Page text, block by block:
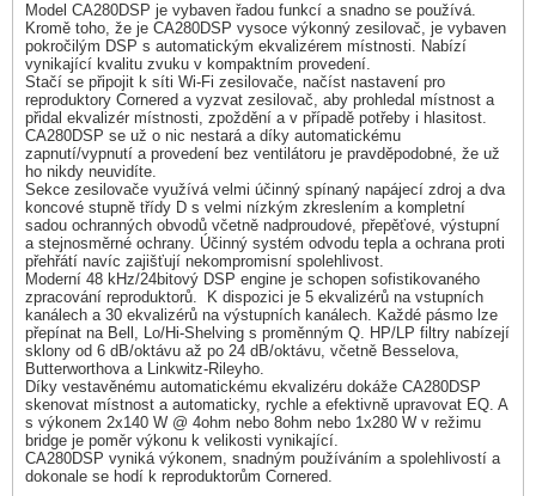
Model CA280DSP je vybaven řadou funkcí a snadno se používá.
Kromě toho, že je CA280DSP vysoce výkonný zesilovač, je vybaven
pokročilým DSP s automatickým ekvalizérem místnosti. Nabízí
vynikající kvalitu zvuku v kompaktním provedení.
Stačí se připojit k síti Wi-Fi zesilovače, načíst nastavení pro
reproduktory Cornered a vyzvat zesilovač, aby prohledal místnost a
přidal ekvalizér místnosti, zpoždění a v případě potřeby i hlasitost.
CA280DSP se už o nic nestará a díky automatickému
zapnutí/vypnutí a provedení bez ventilátoru je pravděpodobné, že už
ho nikdy neuvidíte.
Sekce zesilovače využívá velmi účinný spínaný napájecí zdroj a dva
koncové stupně třídy D s velmi nízkým zkreslením a kompletní
sadou ochranných obvodů včetně nadproudové, přepěťové, výstupní
a stejnosměrné ochrany. Účinný systém odvodu tepla a ochrana proti
přehřátí navíc zajišťují nekompromisní spolehlivost.
Moderní 48 kHz/24bitový DSP engine je schopen sofistikovaného
zpracování reproduktorů. K dispozici je 5 ekvalizérů na vstupních
kanálech a 30 ekvalizérů na výstupních kanálech. Každé pásmo lze
přepínat na Bell, Lo/Hi-Shelving s proměnným Q. HP/LP filtry nabízejí
sklony od 6 dB/oktávu až po 24 dB/oktávu, včetně Besselova,
Butterworthova a Linkwitz-Rileyho.
Díky vestavěnému automatickému ekvalizéru dokáže CA280DSP
skenovat místnost a automaticky, rychle a efektivně upravovat EQ. A
s výkonem 2x140 W @ 4ohm nebo 8ohm nebo 1x280 W v režimu
bridge je poměr výkonu k velikosti vynikající.
CA280DSP vyniká výkonem, snadným používáním a spolehlivostí a
dokonale se hodí k reproduktorům Cornered.